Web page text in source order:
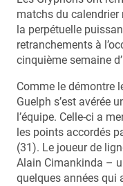
matchs du calendrier
la perpétuelle
retranchements à
cinquième semaine
Comme le démontre
Guelph s’est avérée
l’équipe. Celle-ci a
les points accordés
(31). Le joueur de
Alain Cimankinda –
quelques années qui